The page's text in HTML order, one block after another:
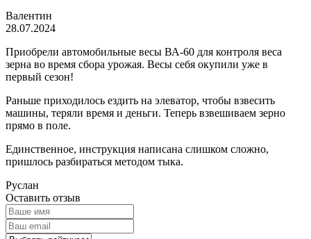
Валентин
28.07.2024
Приобрели автомобильные весы ВА-60 для контроля веса
зерна во время сбора урожая. Весы себя окупили уже в
первый сезон!
Раньше приходилось ездить на элеватор, чтобы взвесить
машины, теряли время и деньги. Теперь взвешиваем зерно
прямо в поле.
Единственное, инструкция написана слишком сложно,
пришлось разбираться методом тыка.
Руслан
Оставить отзыв